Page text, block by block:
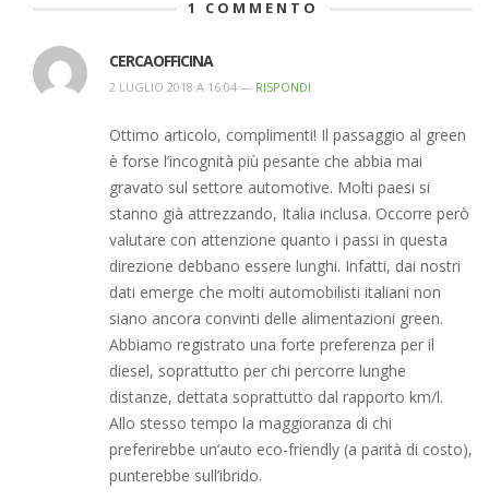
1 COMMENTO
CERCAOFFICINA
2 LUGLIO 2018 A 16:04 — RISPONDI
Ottimo articolo, complimenti! Il passaggio al green
è forse l’incognità più pesante che abbia mai
gravato sul settore automotive. Molti paesi si
stanno già attrezzando, Italia inclusa. Occorre però
valutare con attenzione quanto i passi in questa
direzione debbano essere lunghi. Infatti, dai nostri
dati emerge che molti automobilisti italiani non
siano ancora convinti delle alimentazioni green.
Abbiamo registrato una forte preferenza per il
diesel, soprattutto per chi percorre lunghe
distanze, dettata soprattutto dal rapporto km/l.
Allo stesso tempo la maggioranza di chi
preferirebbe un’auto eco-friendly (a parità di costo),
punterebbe sull’ibrido.